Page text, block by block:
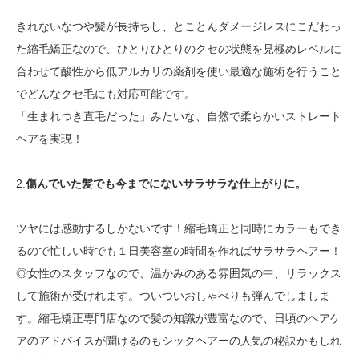
きれないなつや髪が長持ちし、とことんダメージレスにこだわっ
た縮毛矯正なので、ひとりひとりのクセの状態を見極めレベルに
合わせて酸性から低アルカリの薬剤を使い最適な施術を行うこと
でどんなクセ毛にも対応可能です。
「生まれつき直毛だった」みたいな、自然で柔らかいストレート
ヘアを実現！
2. 傷んでいた髪でも今までにないサラサラな仕上がりに。
ツヤには感動するしかないです！縮毛矯正と同時にカラーもでき
るので忙しい時でも１日美容室の時間を作ればサラサラヘアー！
◎女性のスタッフなので、温かみのある雰囲気の中、リラックス
して施術が受けれます。ついついおしゃべりも弾んでしましま
す。縮毛矯正専門店なので髪の知識が豊富なので、日頃のヘアケ
アのアドバイスが聞けるのもシックヘアーの人気の秘訣かもしれ